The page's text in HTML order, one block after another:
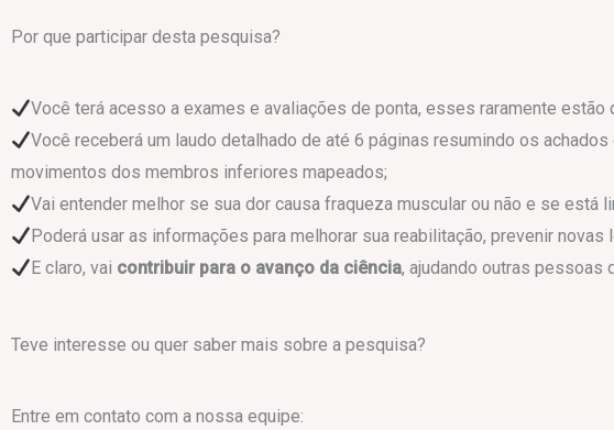
Por que participar desta pesquisa?
Você terá acesso a exames e avaliações de ponta, esses raramente
Você receberá um laudo detalhado de até 6 páginas resumindo os
movimentos dos membros inferiores mapeados;
Vai entender melhor se sua dor causa fraqueza muscular ou não e se está
Poderá usar as informações para melhorar sua reabilitação, prevenir
E claro, vai contribuir para o avanço da ciência, ajudando outras pessoas
Teve interesse ou quer saber mais sobre a pesquisa?
Entre em contato com a nossa equipe: